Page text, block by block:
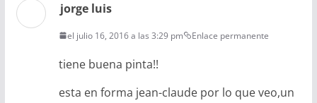
jorge luis
el julio 16, 2016 a las 3:29 pm Enlace permanente
tiene buena pinta!!
esta en forma jean-claude por lo que veo,un